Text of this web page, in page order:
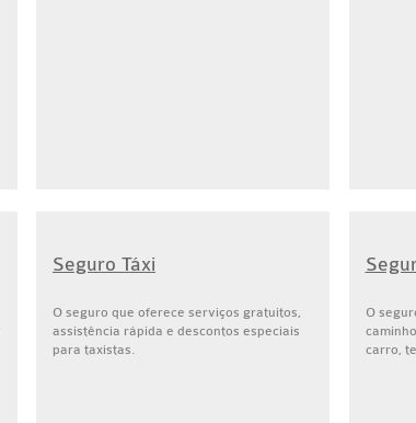
Seguro Táxi
O seguro que oferece serviços gratuitos,
assistência rápida e descontos especiais
para taxistas.
O
carro,